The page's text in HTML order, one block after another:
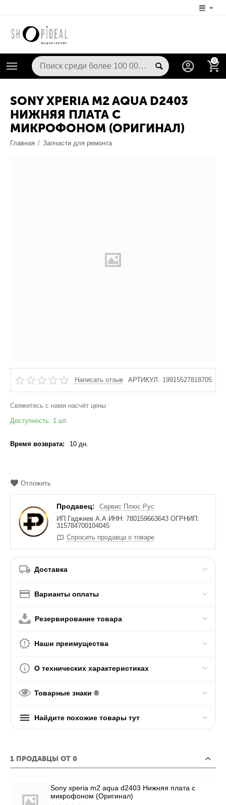
0
SONY XPERIA M2 AQUA D2403
НИЖНЯЯ ПЛАТА С
МИКРОФОНОМ (ОРИГИНАЛ)
Главная / Запчасти для ремонта
Написать отзыв АРТИКУЛ: 19915527818705
Свяжитесь с нами насчёт цены
Доступность: 1 шт.
Время возврата: 10 дн.
Отложить
Продавец:
Сервис Плюс Рус
ИП Гаджиев А.А ИНН: 780159663643 ОГРНИП:
315784700104045
Спросить продавца о товаре
Доставка
Варианты оплаты
Резервирование товара
Наши преимущества
О технических характеристиках
Товарные знаки ®
Найдите похожие товары тут
1 ПРОДАВЦЫ ОТ 0
Sony xperia m2 aqua d2403 Нижняя плата с
микрофоном (Оригинал)